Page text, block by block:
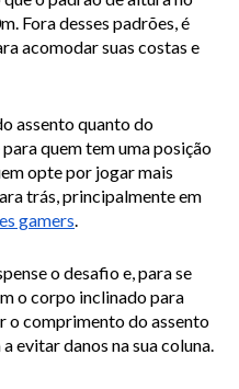
Fora desses padrões, é
acomodar suas costas e
assento quanto do
quem tem uma posição
opte por jogar mais
trás, principalmente em
gamers.
o desafio e, para se
o corpo inclinado para
o comprimento do assento
evitar danos na sua coluna.